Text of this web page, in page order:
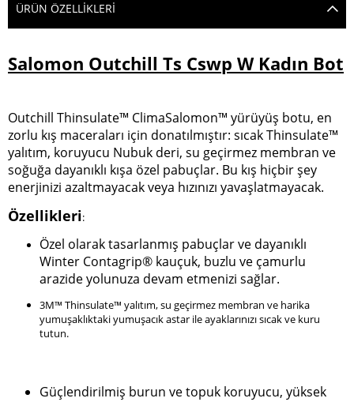
ÜRÜN ÖZELLIKLERI
Salomon Outchill Ts Cswp W Kadın Bot
Outchill Thinsulate™ ClimaSalomon™ yürüyüş botu, en
zorlu kış maceraları için donatılmıştır: sıcak Thinsulate™
yalıtım, koruyucu Nubuk deri, su geçirmez membran ve
soğuğa dayanıklı kışa özel pabuçlar. Bu kış hiçbir şey
enerjinizi azaltmayacak veya hızınızı yavaşlatmayacak.
Özellikleri:
Özel olarak tasarlanmış pabuçlar ve dayanıklı
Winter Contagrip® kauçuk, buzlu ve çamurlu
arazide yolunuza devam etmenizi sağlar.
3M™ Thinsulate™ yalıtım, su geçirmez membran ve harika
yumuşaklıktaki yumuşacık astar ile ayaklarınızı sıcak ve kuru
tutun.
Güçlendirilmiş burun ve topuk koruyucu, yüksek